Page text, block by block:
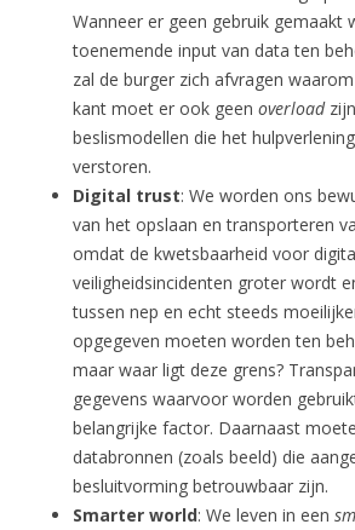
Wanneer er geen gebruik gemaakt
toenemende input van data ten
zal de burger zich afvragen
kant moet er ook geen overload
beslismodellen die het
verstoren.
Digital trust: We worden ons
van het opslaan en transporteren
omdat de kwetsbaarheid voor
veiligheidsincidenten groter wordt
tussen nep en echt steeds
opgegeven moeten worden ten
maar waar ligt deze grens?
gegevens waarvoor worden
belangrijke factor. Daarnaast
databronnen (zoals beeld) die
besluitvorming betrouwbaar zijn.
Smarter world: We leven in een